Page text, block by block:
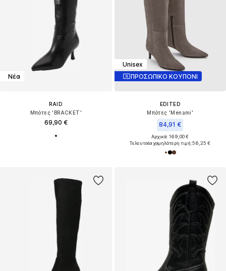
Νέα
RAID
Μπότες 'BRACKET'
69,90 €
Unisex
ΠΡΟΣΩΠΙΚΟ ΚΟΥΠΟΝΙ
EDITED
Μπότες 'Menami'
84,91 €
Αρχικά: 169,00 €
Τελευταία χαμηλότερη τιμή:56,25 €